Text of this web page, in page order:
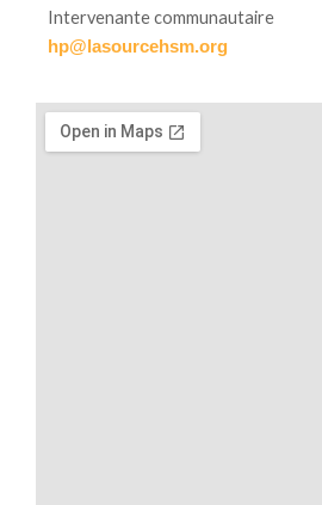
Intervenante communautaire
hp@lasourcehsm.org